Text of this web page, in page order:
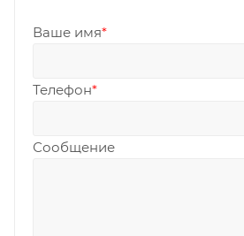
Ваше имя*
Телефон*
Сообщение